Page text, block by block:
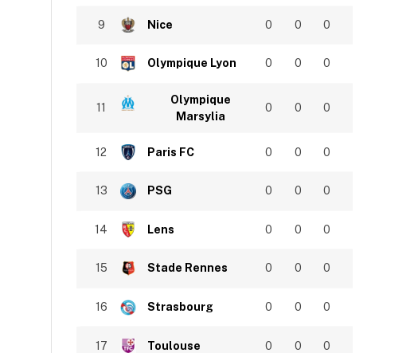
9 Nice 0 0 0
10 Olympique Lyon 0 0 0
11
Olympique
Marsylia
0 0 0
12 Paris FC 0 0 0
13 PSG 0 0 0
14 Lens 0 0 0
15 Stade Rennes 0 0 0
16 Strasbourg 0 0 0
17 Toulouse 0 0 0